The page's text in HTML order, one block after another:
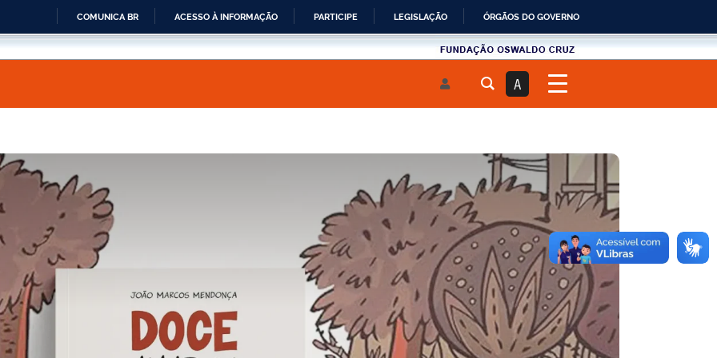
IR
COMUNICA BR ACESSO À INFORMAÇÃO PARTICIPE LEGISLAÇÃO ÓRGÃOS DO GOVERNO
Fundau00e7u00e3o
A